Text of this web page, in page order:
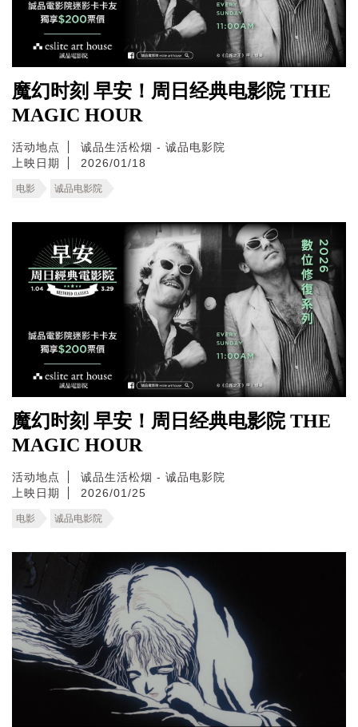
魔幻时刻 早安！周日经典电影院 THE
MAGIC HOUR
活动地点
诚品生活松烟 - 诚品电影院
上映日期
2026/01/18
电影 诚品电影院
魔幻时刻 早安！周日经典电影院 THE
MAGIC HOUR
活动地点
诚品生活松烟 - 诚品电影院
上映日期
2026/01/25
电影 诚品电影院